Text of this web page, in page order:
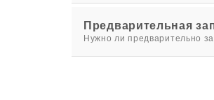
Предварительная
Нужно ли предварительно